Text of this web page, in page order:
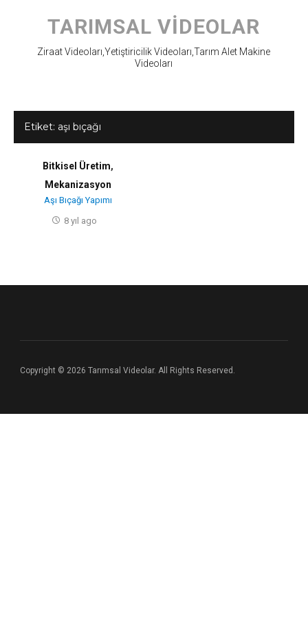
content
TARIMSAL VIDEOLAR
Ziraat Videoları,Yetiştiricilik Videoları,Tarım Alet Makine
Videoları
Etiket: aşı bıçağı
Bitkisel Üretim,
Mekanizasyon
Aşı Bıçağı Yapımı
8 yıl ago
Copyright © 2026 Tarımsal Videolar. All Rights Reserved.